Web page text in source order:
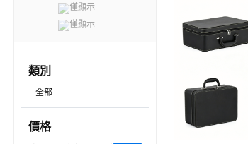
僅顯示
僅顯示
類別
全部
價格